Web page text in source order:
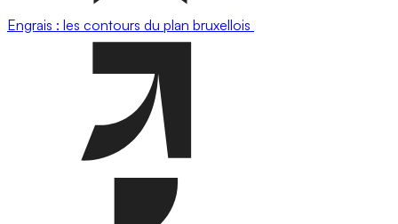
Engrais : les contours du plan bruxellois